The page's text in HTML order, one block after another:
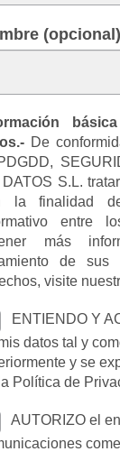
(opcional)
De
DATOS S.L.
la finalidad
entre
más
de
visite
ENTIENDO Y
datos tal y
y se
Política de
AUTORIZO el